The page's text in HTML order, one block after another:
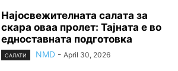
Најосвежителната салата за
скара оваа пролет: Тајната е во
едноставната подготовка
САЛАТИ NMD - April 30, 2026